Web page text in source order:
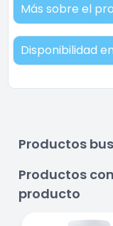
Más sobre el
Disponibilidad
Productos
Productos
producto